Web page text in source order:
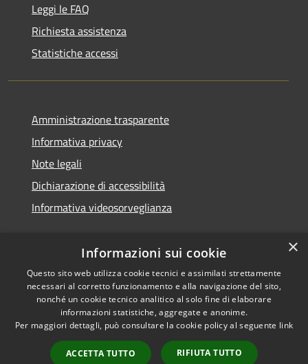
Leggi le FAQ
Richiesta assistenza
Statistiche accessi
Amministrazione trasparente
Informativa privacy
Note legali
Dichiarazione di accessibilità
Informativa videosorveglianza
RSS
Accessibilità
Privacy
Mappa del sito
Copyright © 2026 • Comune di
Acate • Powered by
Municipium•Accesso
redazione
×
Informazioni sui cookie
Questo sito web utilizza cookie tecnici e assimilati strettamente
necessari al corretto funzionamento e alla navigazione del sito,
nonché un cookie tecnico analitico al solo fine di elaborare
informazioni statistiche, aggregate e anonime.
Per maggiori dettagli, può consultare la cookie policy al seguente link
ACCETTA TUTTO RIFIUTA TUTTO